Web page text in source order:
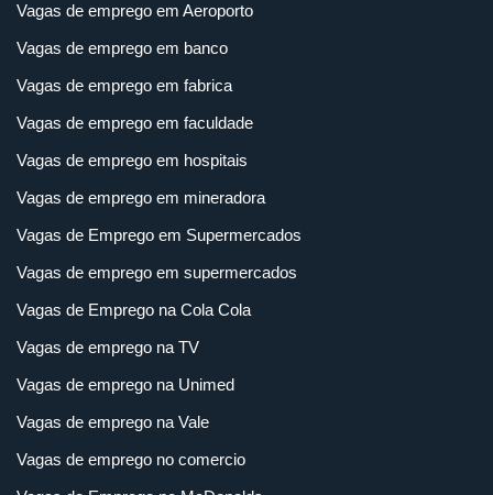
Vagas de emprego em Aeroporto
Vagas de emprego em banco
Vagas de emprego em fabrica
Vagas de emprego em faculdade
Vagas de emprego em hospitais
Vagas de emprego em mineradora
Vagas de Emprego em Supermercados
Vagas de emprego em supermercados
Vagas de Emprego na Cola Cola
Vagas de emprego na TV
Vagas de emprego na Unimed
Vagas de emprego na Vale
Vagas de emprego no comercio